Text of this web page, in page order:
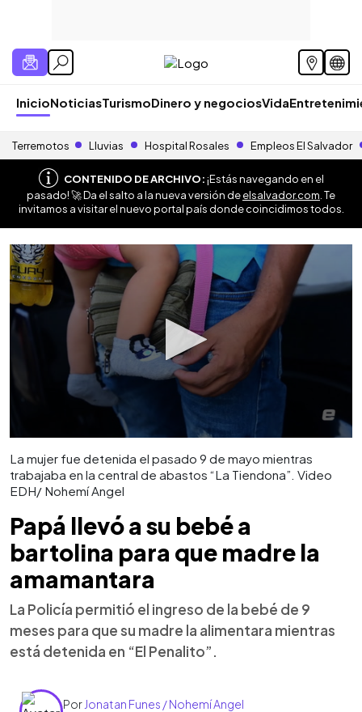
InicioNoticiasTurismoDinero y negociosVida
Terremotos Lluvias Hospital Rosales Empleos El Salvador
CONTENIDO DE ARCHIVO:¡Estás navegando en el
pasado! 🚀 Da el salto a la nueva versión deelsalvador.com . Te
invitamos a visitar el nuevo portal país donde coincidimos todos.
La mujer fue detenida el pasado 9 de mayo mientras
trabajaba en la central de abastos “La Tiendona”. Video
EDH/ Nohemí Angel
Papá llevó a su bebé a
bartolina para que madre la
amamantara
La Policía permitió el ingreso de la bebé de 9
meses para que su madre la alimentara mientras
está detenida en “El Penalito”.
Por Jonatan Funes / Nohemí Angel